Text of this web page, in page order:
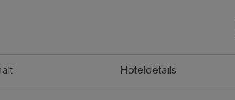
Hoteldetails